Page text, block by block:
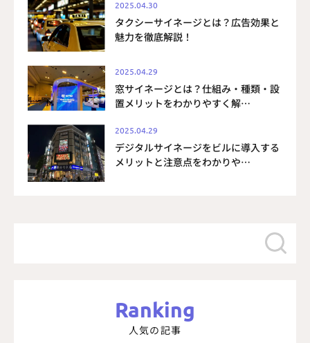
2025.04.30
タクシーサイネージとは？広告効果と
魅力を徹底解説！
2025.04.29
窓サイネージとは？仕組み・種類・設
置メリットをわかりやすく解…
2025.04.29
デジタルサイネージをビルに導入する
メリットと注意点をわかりや…
Ranking
人気の記事